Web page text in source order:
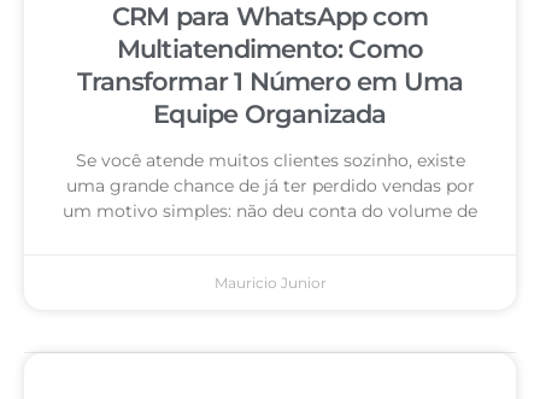
CRM para WhatsApp com
Multiatendimento: Como
Transformar 1 Número em Uma
Equipe Organizada
Se você atende muitos clientes sozinho, existe
uma grande chance de já ter perdido vendas por
um motivo simples: não deu conta do volume de
Mauricio Junior